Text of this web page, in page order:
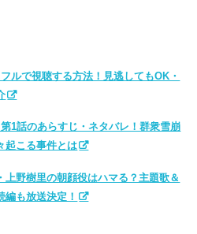
ルで視聴する方法！見逃してもOK・
1話のあらすじ・ネタバレ！群衆雪崩
起こる事件とは
上野樹里の朝顔役はハマる？主題歌＆
も放送決定！